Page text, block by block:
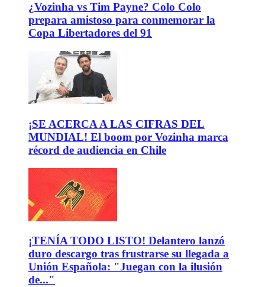
¿Vozinha vs Tim Payne? Colo Colo
prepara amistoso para conmemorar la
Copa Libertadores del 91
¡SE ACERCA A LAS CIFRAS DEL
MUNDIAL! El boom por Vozinha marca
récord de audiencia en Chile
¡TENÍA TODO LISTO! Delantero lanzó
duro descargo tras frustrarse su llegada a
Unión Española: "Juegan con la ilusión
de..."